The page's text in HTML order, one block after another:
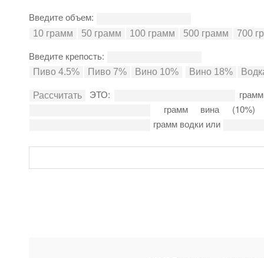
Введите объем:
Введите крепость:
ЭТО:
грамм вина
грамм водки или